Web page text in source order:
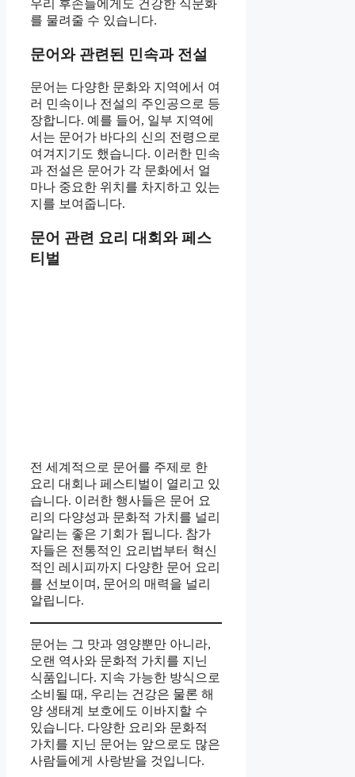
우리 후손들에게도 건강한 식문화
를 물려줄 수 있습니다.
문어와 관련된 민속과 전설
문어는 다양한 문화와 지역에서 여
러 민속이나 전설의 주인공으로 등
장합니다. 예를 들어, 일부 지역에
서는 문어가 바다의 신의 전령으로
여겨지기도 했습니다. 이러한 민속
과 전설은 문어가 각 문화에서 얼
마나 중요한 위치를 차지하고 있는
지를 보여줍니다.
문어 관련 요리 대회와 페스
티벌
전 세계적으로 문어를 주제로 한
요리 대회나 페스티벌이 열리고 있
습니다. 이러한 행사들은 문어 요
리의 다양성과 문화적 가치를 널리
알리는 좋은 기회가 됩니다. 참가
자들은 전통적인 요리법부터 혁신
적인 레시피까지 다양한 문어 요리
를 선보이며, 문어의 매력을 널리
알립니다.
문어는 그 맛과 영양뿐만 아니라,
오랜 역사와 문화적 가치를 지닌
식품입니다. 지속 가능한 방식으로
소비될 때, 우리는 건강은 물론 해
양 생태계 보호에도 이바지할 수
있습니다. 다양한 요리와 문화적
가치를 지닌 문어는 앞으로도 많은
사람들에게 사랑받을 것입니다.